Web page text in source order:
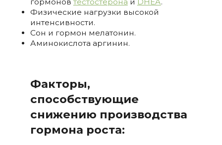
Физические нагрузки высокой
интенсивности.
Сон и гормон мелатонин.
Аминокислота аргинин.
Факторы,
способствующие
снижению производства
гормона роста: